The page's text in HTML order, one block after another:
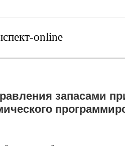
online
запасами